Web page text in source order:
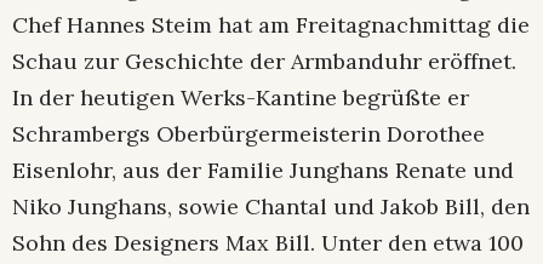
Chef Hannes Steim hat am Freitagnachmittag die
Schau zur Geschichte der Armbanduhr eröffnet.
In der heutigen Werks-Kantine begrüßte er
Schrambergs Oberbürgermeisterin Dorothee
Eisenlohr, aus der Familie Junghans Renate und
Niko Junghans, sowie Chantal und Jakob Bill, den
Sohn des Designers Max Bill. Unter den etwa 100